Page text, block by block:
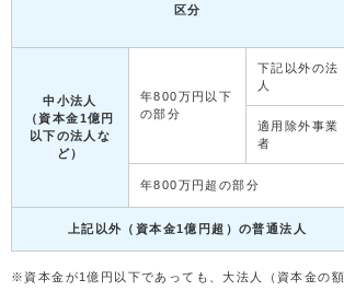
区分
中小法人
（資本金1億円
以下の法人な
ど）
年800万円以下
の部分
下記以外の法
人
適用除外事業
者
年800万円超の部分
上記以外（資本金1億円超）の普通法人
※資本金が1億円以下であっても、大法人（資本金の